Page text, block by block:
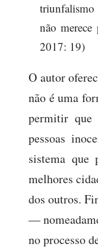
triunfalismo
não
2017: 19)
O autor
não é uma
permitir que
pessoas
sistema que
melhores
dos outros.
—
no processo